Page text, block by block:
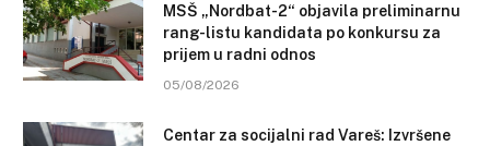
MSŠ „Nordbat-2“ objavila preliminarnu
rang-listu kandidata po konkursu za
prijem u radni odnos
05/08/2026
Centar za socijalni rad Vareš: Izvršene